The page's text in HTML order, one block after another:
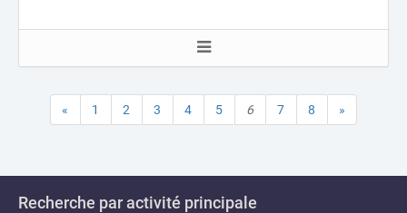
« 1 2 3 4 5 6 7 8 »
Recherche par activité principale